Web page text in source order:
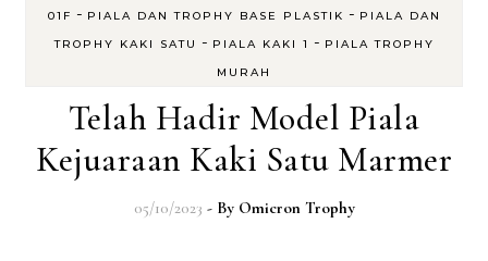
01F - PIALA DAN TROPHY BASE PLASTIK - PIALA DAN
TROPHY KAKI SATU
- PIALA KAKI 1 - PIALA TROPHY
MURAH
Telah Hadir Model Piala
Kejuaraan Kaki Satu Marmer
05/10/2023 - By Omicron Trophy